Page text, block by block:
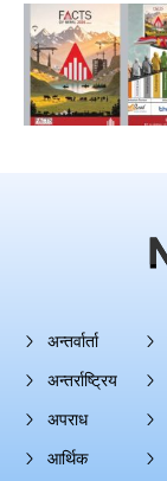
अन्तर्वार्ता
अन्तर्राष्ट्रिय
अपराध
आर्थिक